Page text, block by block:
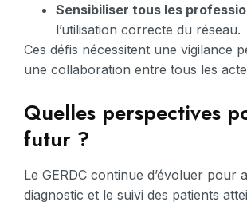
Sensibiliser tous les
l’utilisation correcte du réseau.
Ces défis nécessitent une vigilance
une collaboration entre tous les
Quelles perspectives
futur ?
Le GERDC continue d’évoluer pour
diagnostic et le suivi des patients